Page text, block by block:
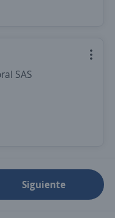
SAS
Siguiente